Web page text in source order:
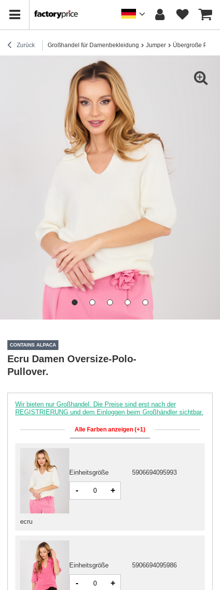
Zurück Großhandel für Damenbekleidung Jumper Übergroße
CONTAINS ALPACA
Ecru Damen Oversize-Polo-
Pullover.
Wir bieten nur Großhandel. Die Preise sind erst nach der
REGISTRIERUNG und dem Einloggen beim Großhändler sichtbar.
Alle Farben anzeigen (+1)
Einheitsgröße 5906694095986
- +
ecru
Einheitsgröße 5906694095993
- +